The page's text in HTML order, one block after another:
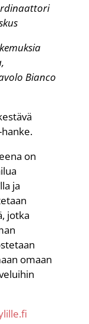
Bianco
on
ja
jotka
omaan